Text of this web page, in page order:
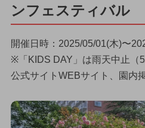
ンフェスティバル
開催日時：2025/05/01(木)〜
※「KIDS DAY」は雨天中止（
公式サイトWEBサイト、園内